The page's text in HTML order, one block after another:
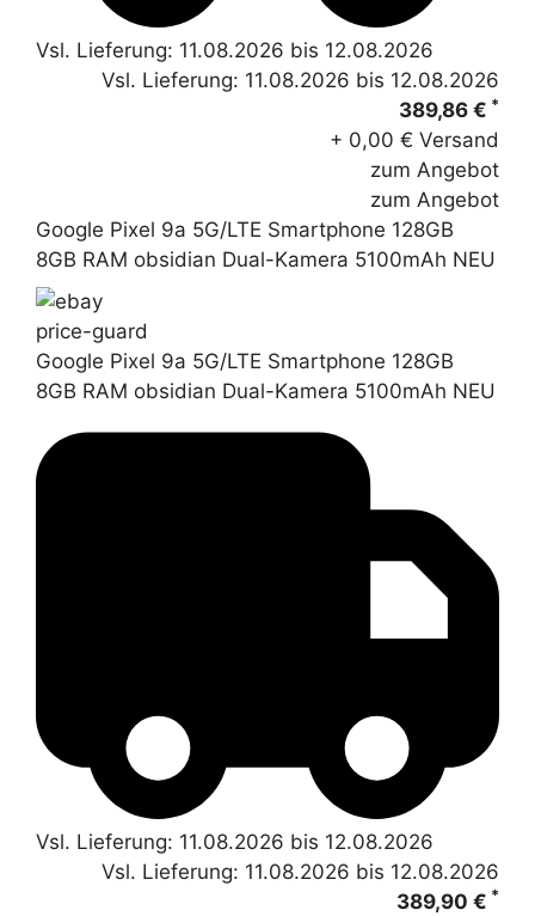
Vsl. Lieferung: 11.08.2026 bis 12.08.2026
Vsl. Lieferung: 11.08.2026 bis 12.08.2026
389,86 € *
+ 0,00 € Versand
zum Angebot
zum Angebot
Google Pixel 9a 5G/LTE Smartphone 128GB
8GB RAM obsidian Dual-Kamera 5100mAh NEU
price-guard
Google Pixel 9a 5G/LTE Smartphone 128GB
8GB RAM obsidian Dual-Kamera 5100mAh NEU
Vsl. Lieferung: 11.08.2026 bis 12.08.2026
Vsl. Lieferung: 11.08.2026 bis 12.08.2026
389,90 € *